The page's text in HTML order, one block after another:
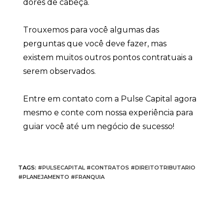
dores de cabeça.
Trouxemos para você algumas das
perguntas que você deve fazer, mas
existem muitos outros pontos contratuais a
serem observados.
Entre em contato com a Pulse Capital agora
mesmo e conte com nossa experiência para
guiar você até um negócio de sucesso!
TAGS: #PULSECAPITAL #CONTRATOS #DIREITOTRIBUTARIO
#PLANEJAMENTO #FRANQUIA